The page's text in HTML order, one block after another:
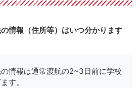
情報（住所等）はいつ分かります
情報は通常渡航の2~3日前に学校
す。